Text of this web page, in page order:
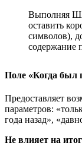
Выполняя
оставить
символов),
содержание
Поле «Когда был
Предоставляет
параметров:
года назад»,
Не влияет на